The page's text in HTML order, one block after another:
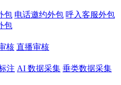
包 电话邀约外包 呼入客服外包
包
核 直播审核
注 AI 数据采集 垂类数据采集